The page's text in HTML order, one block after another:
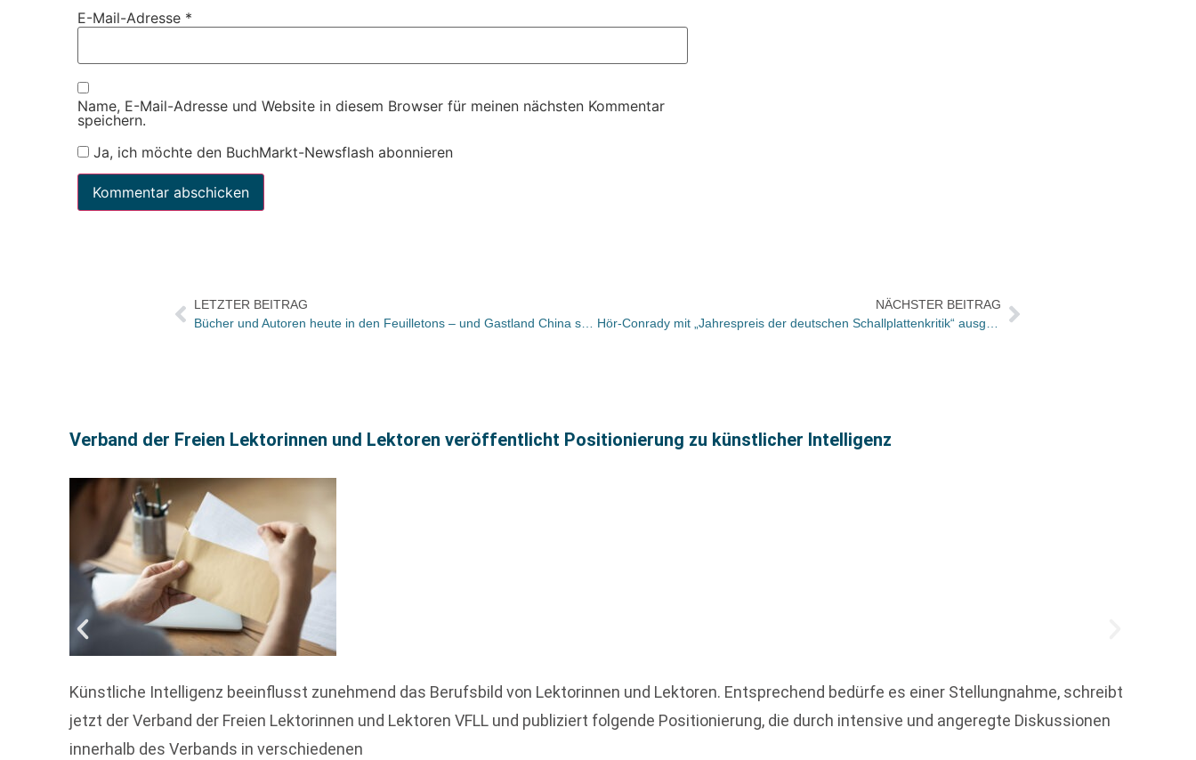
E-Mail-Adresse *
Name, E-Mail-Adresse und Website in diesem Browser für meinen nächsten Kommentar
speichern.
Ja, ich möchte den BuchMarkt-Newsflash abonnieren
LETZTER BEITRAG
NÄCHSTER BEITRAG
Verband der Freien Lektorinnen und Lektoren veröffentlicht Positionierung zu künstlicher Intelligenz
Künstliche Intelligenz beeinflusst zunehmend das Berufsbild von Lektorinnen und Lektoren. Entsprechend bedürfe es einer Stellungnahme, schreibt
jetzt der Verband der Freien Lektorinnen und Lektoren VFLL und publiziert folgende Positionierung, die durch intensive und angeregte Diskussionen
innerhalb des Verbands in verschiedenen